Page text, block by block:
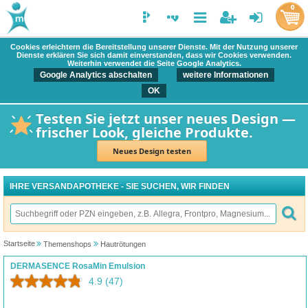
Cookies erleichtern die Bereitstellung unserer Dienste. Mit der Nutzung unserer
Dienste erklären Sie sich damit einverstanden, dass wir Cookies verwenden.
Weiterhin verwendet die Seite Google Analytics.
Google Analytics abschalten
weitere Informationen
OK
Testen Sie jetzt unser neues Design —
frischer Look, gleiche Produkte.
Neues Design testen
0
IHRE VERSANDAPOTHEKE - SIE SUCHEN, WIR FINDEN
Startseite Themenshops Hautrötungen
DERMASENCE RosaMin Emulsion
4.9 (47)